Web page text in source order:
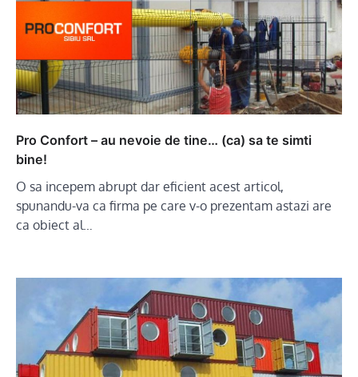
Pro Confort – au nevoie de tine… (ca) sa te simti
bine!
O sa incepem abrupt dar eficient acest articol,
spunandu-va ca firma pe care v-o prezentam astazi are
ca obiect al…